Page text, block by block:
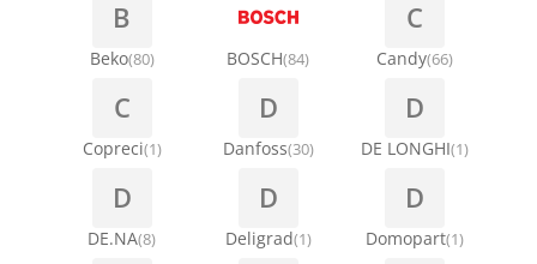
Stakla i okviri vrata za veš mašinu
Termostati i hidrostati za veš mašine
Ostali materijal za montažu klima uređaja
B
Beko(80) BOSCH(84)
C
Candy(66)
C
Copreci(1)
D
Danfoss(30)
D
DE LONGHI(1)
D
DE.NA(8)
D
Deligrad(1)
D
Domopart(1)